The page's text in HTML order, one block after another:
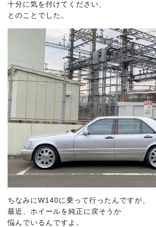
十分に気を付けてください、
とのことでした。
ちなみにW140に乗って行ったんですが、
最近、ホイールを純正に戻そうか
悩んでいるんですよ。